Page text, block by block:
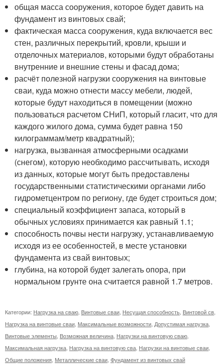
общая масса сооружения, которое будет давить на
фундамент из винтовых свай;
фактическая масса сооружения, куда включается вес
стен, различных перекрытий, кровли, крыши и
отделочных материалов, которыми будут обработаны
внутренние и внешние стены и фасад дома;
расчёт полезной нагрузки сооружения на винтовые
сваи, куда можно отнести массу мебели, людей,
которые будут находиться в помещении (можно
пользоваться расчетом СНиП, который гласит, что для
каждого жилого дома, сумма будет равна 150
килограммам/метр квадратный);
нагрузка, вызванная атмосферными осадками
(снегом), которую необходимо рассчитывать, исходя
из данных, которые могут быть предоставлены
государственными статистическими органами либо
гидрометцентром по региону, где будет строиться дом;
специальный коэффициент запаса, который в
обычных условиях принимается как равный 1.1;
способность почвы нести нагрузку, устанавливаемую
исходя из ее особенностей, в месте установки
фундамента из свай винтовых;
глубина, на которой будет залегать опора, при
нормальном грунте она считается равной 1.7 метров.
Категории: Нагрузка на сваю Винтовые сваи Несущая способность Винтовой св
Нагрузка на винтовые сваи Максимальные возможности Допустимая нагрузка
Винтовые элементы Возможная величина Нагрузки на винтовую сваю
Максимальная нагрузка Нагрузка на винтовую сва Нагрузки на винтовые сваи
Общие положения Металлические сваи Фундамент из винтовых свай